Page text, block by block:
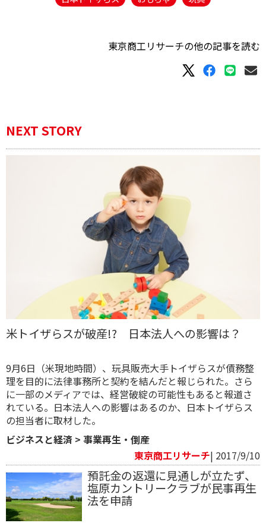
東京商工リサーチの他の記事を読む
NEXT STORY
米トイザらスが破産!? 日本法人への影響は？
9月6日（米現地時間）、玩具販売大手トイザらスが債務整
理を目的に法律事務所と契約を結んだと報じられた。さら
に一部のメディアでは、経営破綻の可能性もあると報道さ
れている。日本法人への影響はあるのか、日本トイザらス
の担当者に取材した。
ビジネスと経済 > 事業再生・倒産
東京商工リサーチ| 2017/9/10
預託金の返還に見通しが立たず、
塩原カントリークラブが民事再生
法を申請